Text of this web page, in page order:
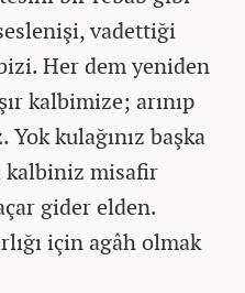
vadettiği
Her dem yeniden
kalbimize; arınıp
kulağınız başka
kalbiniz misafir
gider elden.
için agâh olmak